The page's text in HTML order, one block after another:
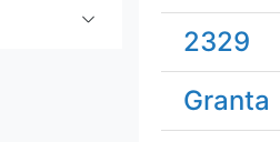
2329
Granta